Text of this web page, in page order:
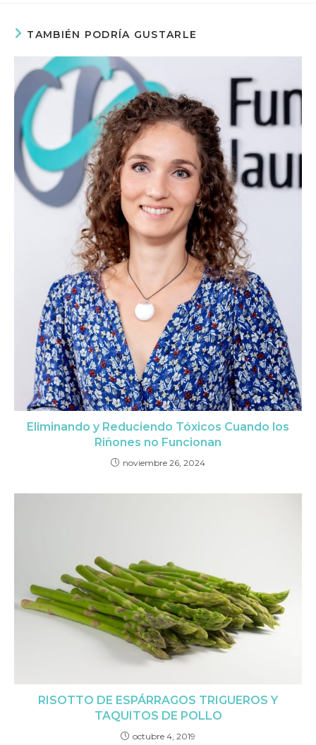
TAMBIÉN PODRÍA GUSTARLE
Eliminando y Reduciendo Tóxicos Cuando los
Riñones no Funcionan
noviembre 26, 2024
RISOTTO DE ESPÁRRAGOS TRIGUEROS Y
TAQUITOS DE POLLO
octubre 4, 2019